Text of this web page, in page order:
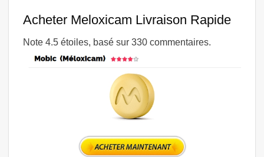
Acheter Meloxicam Livraison Rapide
Note 4.5 étoiles, basé sur 330 commentaires.